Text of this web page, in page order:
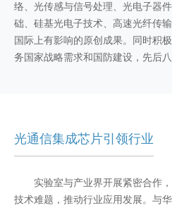
络、光传感与信号处理、光电子器
础、硅基光电子技术、高速光纤传
国际上有影响的原创成果。同时积
务国家战略需求和国防建设，先后
光通信集成芯片引领行业
实验室与产业界开展紧密合作
技术难题，推动行业应用发展。与